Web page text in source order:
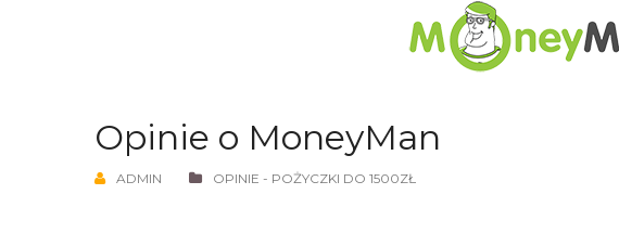
Opinie o MoneyMan
ADMIN OPINIE - POŻYCZKI DO 1500ZŁ